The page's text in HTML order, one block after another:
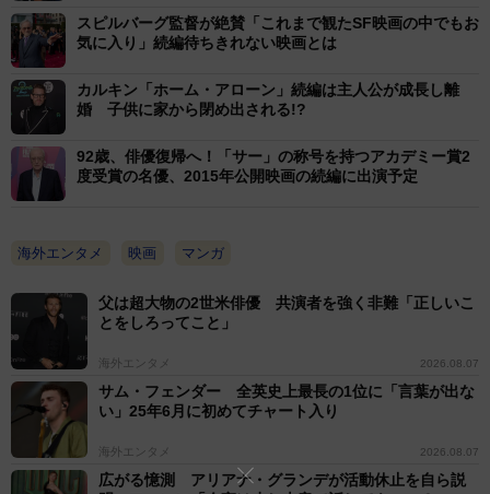
スピルバーグ監督が絶賛「これまで観たSF映画の中でもお
気に入り」続編待ちきれない映画とは
カルキン「ホーム・アローン」続編は主人公が成長し離
婚 子供に家から閉め出される!?
92歳、俳優復帰へ！「サー」の称号を持つアカデミー賞2
度受賞の名優、2015年公開映画の続編に出演予定
海外エンタメ 映画 マンガ
父は超大物の2世米俳優 共演者を強く非難「正しいこ
とをしろってこと」
海外エンタメ 2026.08.07
サム・フェンダー 全英史上最長の1位に「言葉が出な
い」25年6月に初めてチャート入り
海外エンタメ 2026.08.07
広がる憶測 アリアナ・グランデが活動休止を自ら説